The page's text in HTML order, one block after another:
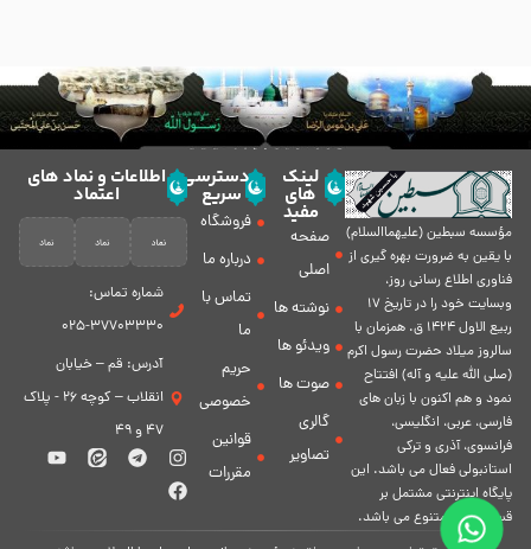
مؤسسه سبطين (عليهماالسلام)
با يقين به ضرورت بهره گیرى از
فناورى اطلاع رسانى روز،
وبسایت خود را در تاريخ 17
ربيع الاول 1424 ق. همزمان با
سالروز ميلاد حضرت رسول اكرم
(صلی الله علیه و آله) افتتاح
نمود و هم اكنون با زبان های
فارسی، عربى، انگلیسی،
فرانسوی، آذری و ترکی
استانبولی فعال مى باشد. اين
پايگاه اينترنتى مشتمل بر
قسمت هاى متنوع مى باشد.
لینک
های
مفید
صفحه
اصلی
نوشته ها
ویدئو ها
صوت ها
گالری
تصاویر
دسترسی
سریع
فروشگاه
درباره ما
تماس با
ما
حریم
خصوصی
قوانین
مقررات
اطلاعات و نماد های
اعتماد
شماره تماس:
37703330-025
آدرس: قم – خیابان
انقلاب – کوچه 26 - پلاک
47 و 49